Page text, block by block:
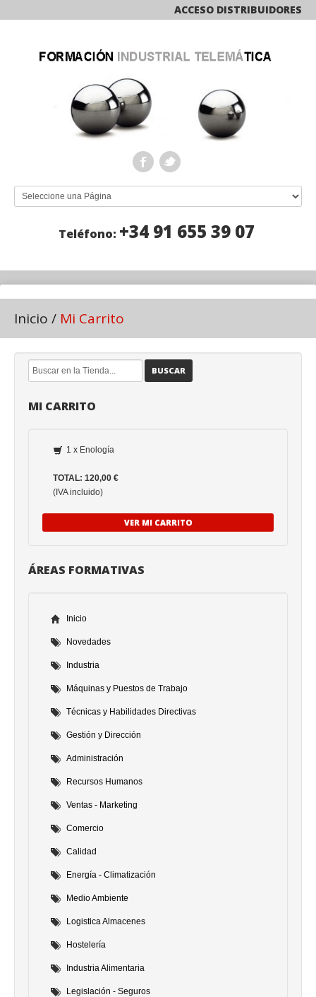
ACCESO DISTRIBUIDORES
Teléfono: +34 91 655 39 07
Inicio / Mi Carrito
BUSCAR
MI CARRITO
1 x Enología
TOTAL: 120,00 €
(IVA incluido)
VER MI CARRITO
ÁREAS FORMATIVAS
Inicio
Novedades
Industria
Máquinas y Puestos de Trabajo
Técnicas y Habilidades Directivas
Gestión y Dirección
Administración
Recursos Humanos
Ventas - Marketing
Comercio
Calidad
Energía - Climatización
Medio Ambiente
Logistica Almacenes
Hostelería
Industria Alimentaria
Legislación - Seguros